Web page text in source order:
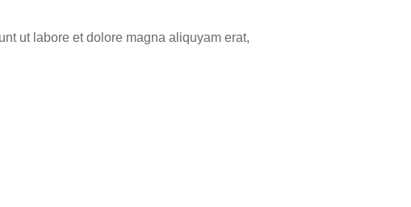
ut labore et dolore magna aliquyam erat,